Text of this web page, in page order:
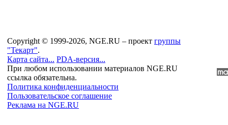
Copyright © 1999-2026, NGE.RU – проект группы
"Текарт".
Карта сайта... PDA-версия...
При любом использовании материалов NGE.RU
ссылка обязательна.
Политика конфиденциальности
Пользовательское соглашение
Реклама на NGE.RU